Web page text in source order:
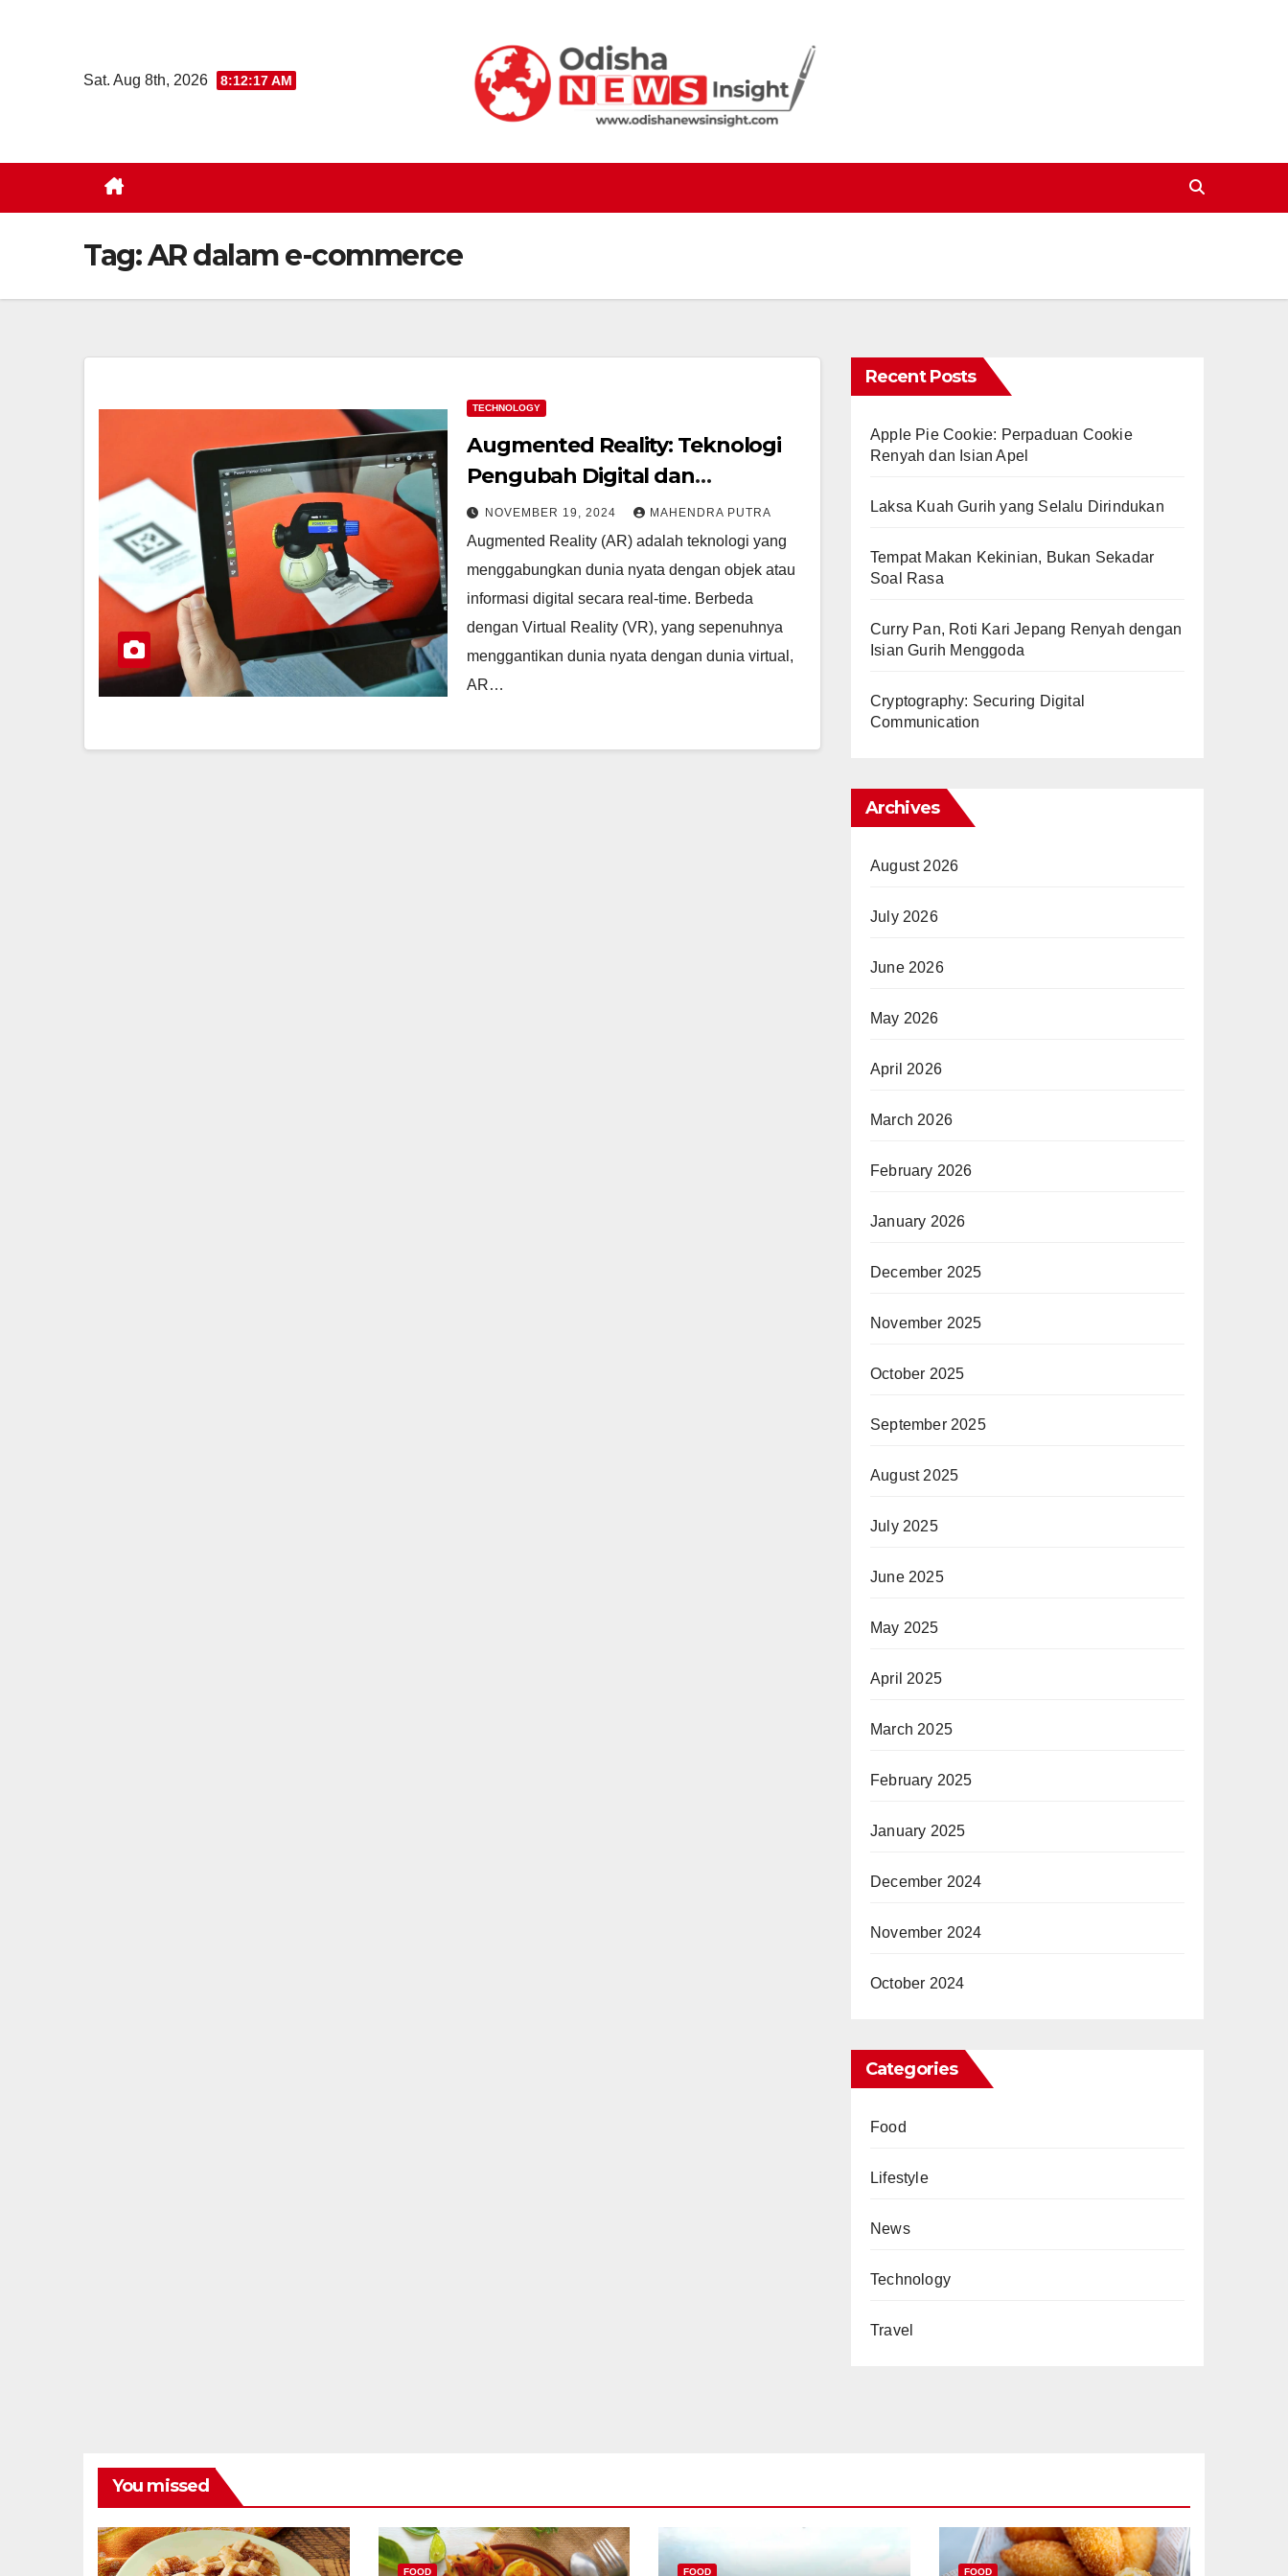
Sat. Aug 8th, 2026 8:12:18 AM
Tag:AR dalam e-commerce
TECHNOLOGY
Augmented Reality: Teknologi
Pengubah Digital dan
Kehidupan
NOVEMBER 19, 2024 MAHENDRA PUTRA
Augmented Reality (AR) adalah teknologi yang
menggabungkan dunia nyata dengan objek atau
informasi digital secara real-time. Berbeda
dengan Virtual Reality (VR), yang sepenuhnya
menggantikan dunia nyata dengan dunia virtual,
AR…
Recent Posts
Apple Pie Cookie: Perpaduan Cookie
Renyah dan Isian Apel
Laksa Kuah Gurih yang Selalu Dirindukan
Tempat Makan Kekinian, Bukan Sekadar
Soal Rasa
Curry Pan, Roti Kari Jepang Renyah dengan
Isian Gurih Menggoda
Cryptography: Securing Digital
Communication
Archives
August 2026
July 2026
June 2026
May 2026
April 2026
March 2026
February 2026
January 2026
December 2025
November 2025
October 2025
September 2025
August 2025
July 2025
June 2025
May 2025
April 2025
March 2025
February 2025
January 2025
December 2024
November 2024
October 2024
Categories
Food
Lifestyle
News
Technology
Travel
You missed
FOOD FOOD FOOD